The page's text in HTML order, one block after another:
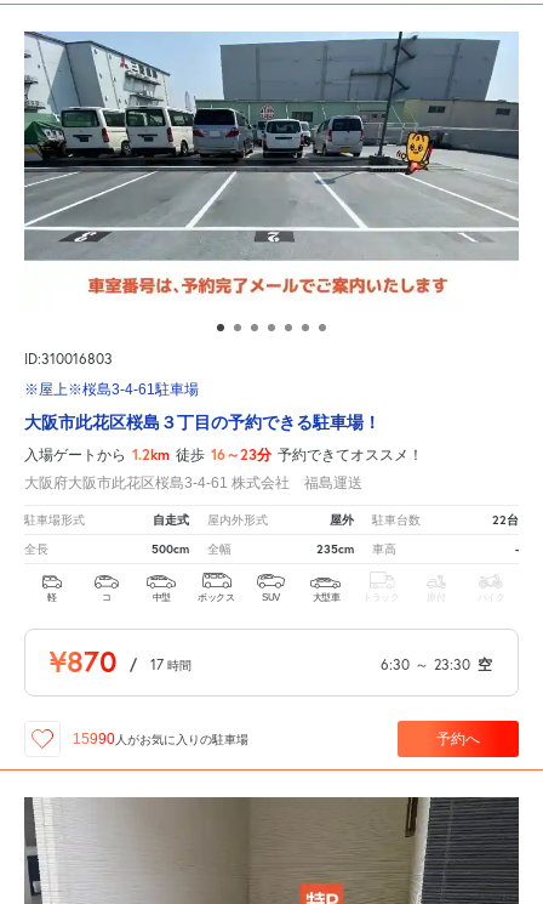
ID:310016803
※屋上※桜島3-4-61駐車場
大阪市此花区桜島３丁目の予約できる駐車場！
入場ゲートから 1.2km 徒歩 16～23分 予約できてオススメ！
大阪府大阪市此花区桜島3-4-61 株式会社 福島運送
駐車場形式 自走式 屋内外形式 屋外 駐車台数 22台
全長 500cm 全幅 235cm 車高 -
軽 コ 中型 ボックス SUV 大型車 トラック 原付 バイク
¥870 / 17 時間 6:30 ～ 23:30 空
15990 人がお気に入りの駐車場 予約へ